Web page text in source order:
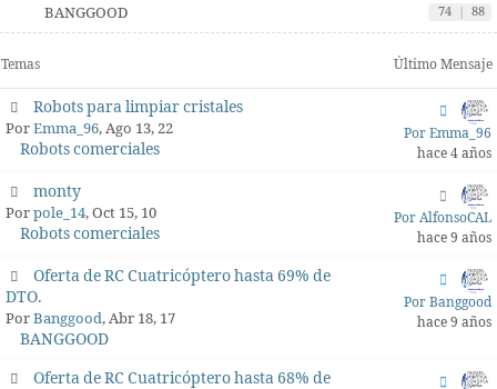
BANGGOOD 74 | 88
Temas Último Mensaje
Robots para limpiar cristales
PorEmma_96, Ago 13, 22
Robots comerciales
Por Emma_96
hace 4 años
monty
Porpole_14, Oct 15, 10
Robots comerciales
Por AlfonsoCAL
hace 9 años
Oferta de RC Cuatricóptero hasta 69% de
DTO.
PorBanggood, Abr 18, 17
BANGGOOD
Por Banggood
hace 9 años
Oferta de RC Cuatricóptero hasta 68% de